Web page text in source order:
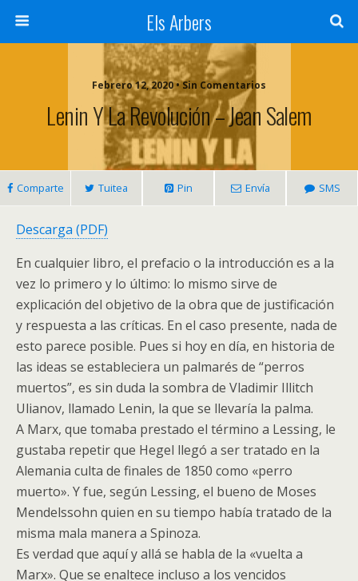
Els Arbers
Febrero 12, 2020 • Sin Comentarios
Lenin Y La Revolución – Jean Salem
Comparte Tuitea Pin Envía SMS
Descarga (PDF)
En cualquier libro, el prefacio o la introducción es a la
vez lo primero y lo último: lo mismo sirve de
explicación del objetivo de la obra que de justificación
y respuesta a las críticas. En el caso presente, nada de
esto parece posible. Pues si hoy en día, en historia de
las ideas se estableciera un palmarés de “perros
muertos”, es sin duda la sombra de Vladimir Illitch
Ulianov, llamado Lenin, la que se llevaría la palma.
A Marx, que tomaba prestado el término a Lessing, le
gustaba repetir que Hegel llegó a ser tratado en la
Alemania culta de finales de 1850 como «perro
muerto». Y fue, según Lessing, el bueno de Moses
Mendelssohn quien en su tiempo había tratado de la
misma mala manera a Spinoza.
Es verdad que aquí y allá se habla de la «vuelta a
Marx». Que se enaltece incluso a los vencidos